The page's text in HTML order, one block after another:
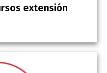
extensión